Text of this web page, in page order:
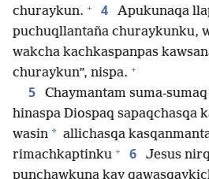
churaykun. + 4
Apukunaqa
puchuqllantaña churaykunku,
wakcha kachkaspanpas
churaykun”, nispa. +
5
Chaymantam suma-
hinaspa Diospaq sapaqchasqa
wasin * allichasqa
rimachkaptinku + 6
Jesus
punchawkuna kay